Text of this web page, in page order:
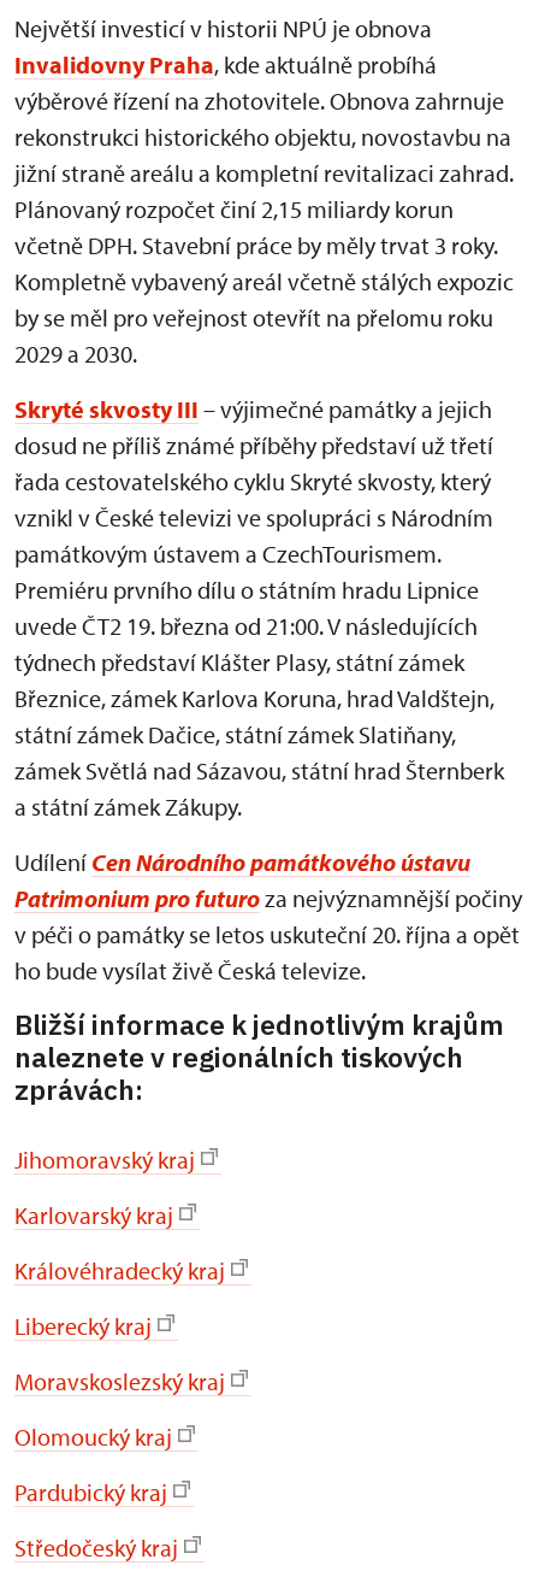
Největší investicí v historii NPÚ je obnova
Invalidovny Praha, kde aktuálně probíhá
výběrové řízení na zhotovitele. Obnova zahrnuje
rekonstrukci historického objektu, novostavbu na
jižní straně areálu a kompletní revitalizaci zahrad.
Plánovaný rozpočet činí 2,15 miliardy korun
včetně DPH. Stavební práce by měly trvat 3 roky.
Kompletně vybavený areál včetně stálých expozic
by se měl pro veřejnost otevřít na přelomu roku
2029 a 2030.
Skryté skvosty III – výjimečné památky a jejich
dosud ne příliš známé příběhy představí už třetí
řada cestovatelského cyklu Skryté skvosty, který
vznikl v České televizi ve spolupráci s Národním
památkovým ústavem a CzechTourismem.
Premiéru prvního dílu o státním hradu Lipnice
uvede ČT2 19. března od 21:00. V následujících
týdnech představí Klášter Plasy, státní zámek
Březnice, zámek Karlova Koruna, hrad Valdštejn,
státní zámek Dačice, státní zámek Slatiňany,
zámek Světlá nad Sázavou, státní hrad Šternberk
a státní zámek Zákupy.
Udílení Cen Národního památkového ústavu
Patrimonium pro futuroza nejvýznamnější počiny
v péči o památky se letos uskuteční 20. října a opět
ho bude vysílat živě Česká televize.
Bližší informace k jednotlivým krajům
naleznete v regionálních tiskových
zprávách:
Jihomoravský kraj
Karlovarský kraj
Královéhradecký kraj
Liberecký kraj
Moravskoslezský kraj
Olomoucký kraj
Pardubický kraj
Středočeský kraj